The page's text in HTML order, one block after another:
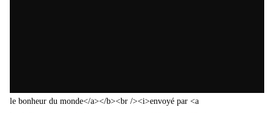
le bonheur du monde</a></b><br /><i>envoyé par <a